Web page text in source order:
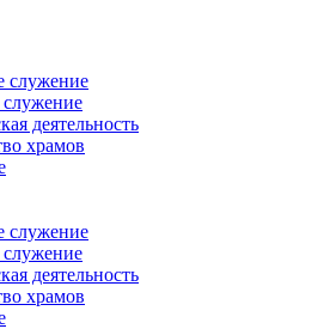
служение
деятельность
храмов
служение
деятельность
храмов